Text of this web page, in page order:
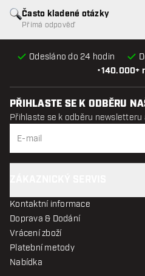
•140.000+
Odesláno do 24 hodin
Často kladené otázky
Přímá odpověď
PŘIHLASTE SE K ODBĚRU
Přihlaste se k odběru newsletteru
Kontaktní informace
Doprava & Dodání
Vrácení zboží
Platební metody
Nabídka